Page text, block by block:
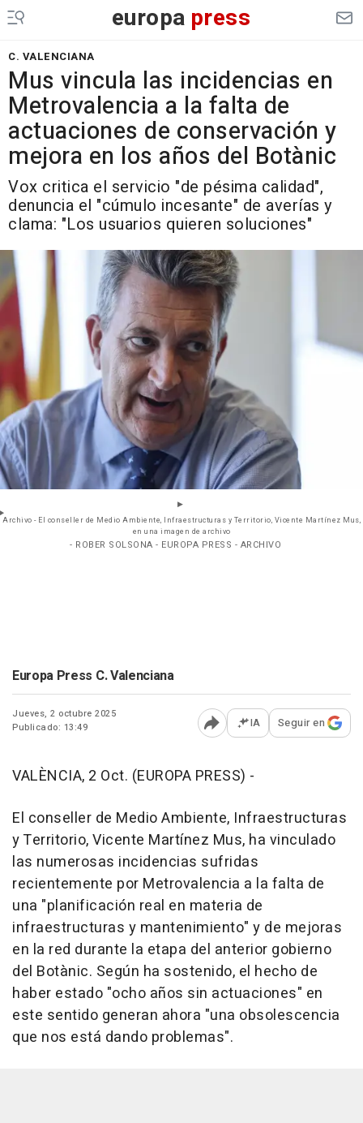
europa press
C. VALENCIANA
Mus vincula las incidencias en
Metrovalencia a la falta de
actuaciones de conservación y
mejora en los años del Botànic
Vox critica el servicio "de pésima calidad",
denuncia el "cúmulo incesante" de averías y
clama: "Los usuarios quieren soluciones"
Archivo - El conseller de Medio Ambiente, Infraestructuras y Territorio, Vicente Martínez Mus,
en una imagen de archivo
- ROBER SOLSONA - EUROPA PRESS - ARCHIVO
Europa Press C. Valenciana
Jueves, 2 octubre 2025
Publicado: 13:49
Abrir opciones para
IA Seguir en
VALÈNCIA, 2 Oct. (EUROPA PRESS) -
El conseller de Medio Ambiente, Infraestructuras
y Territorio, Vicente Martínez Mus, ha vinculado
las numerosas incidencias sufridas
recientemente por Metrovalencia a la falta de
una "planificación real en materia de
infraestructuras y mantenimiento" y de mejoras
en la red durante la etapa del anterior gobierno
del Botànic. Según ha sostenido, el hecho de
haber estado "ocho años sin actuaciones" en
este sentido generan ahora "una obsolescencia
que nos está dando problemas".